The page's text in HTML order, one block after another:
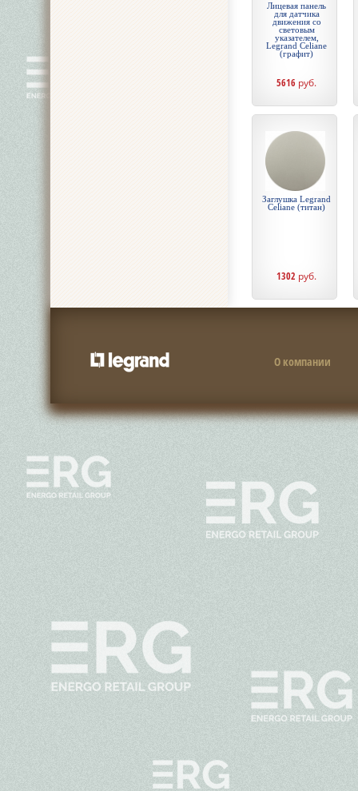
Лицевая панель
для датчика
движения со
световым
указателем,
Legrand Celiane
(графит)
5616 руб.
Заглушка Legrand
Celiane (титан)
1302 руб.
О компании